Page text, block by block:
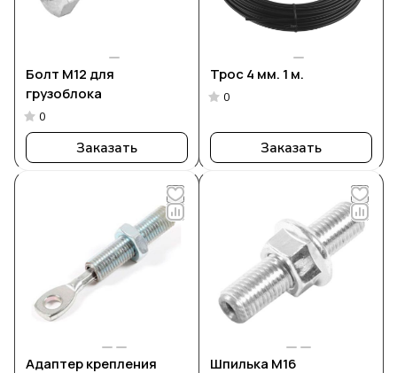
Болт М12 для
грузоблока
0
Заказать
Трос 4 мм. 1 м.
0
Заказать
Адаптер крепления
Шпилька М16